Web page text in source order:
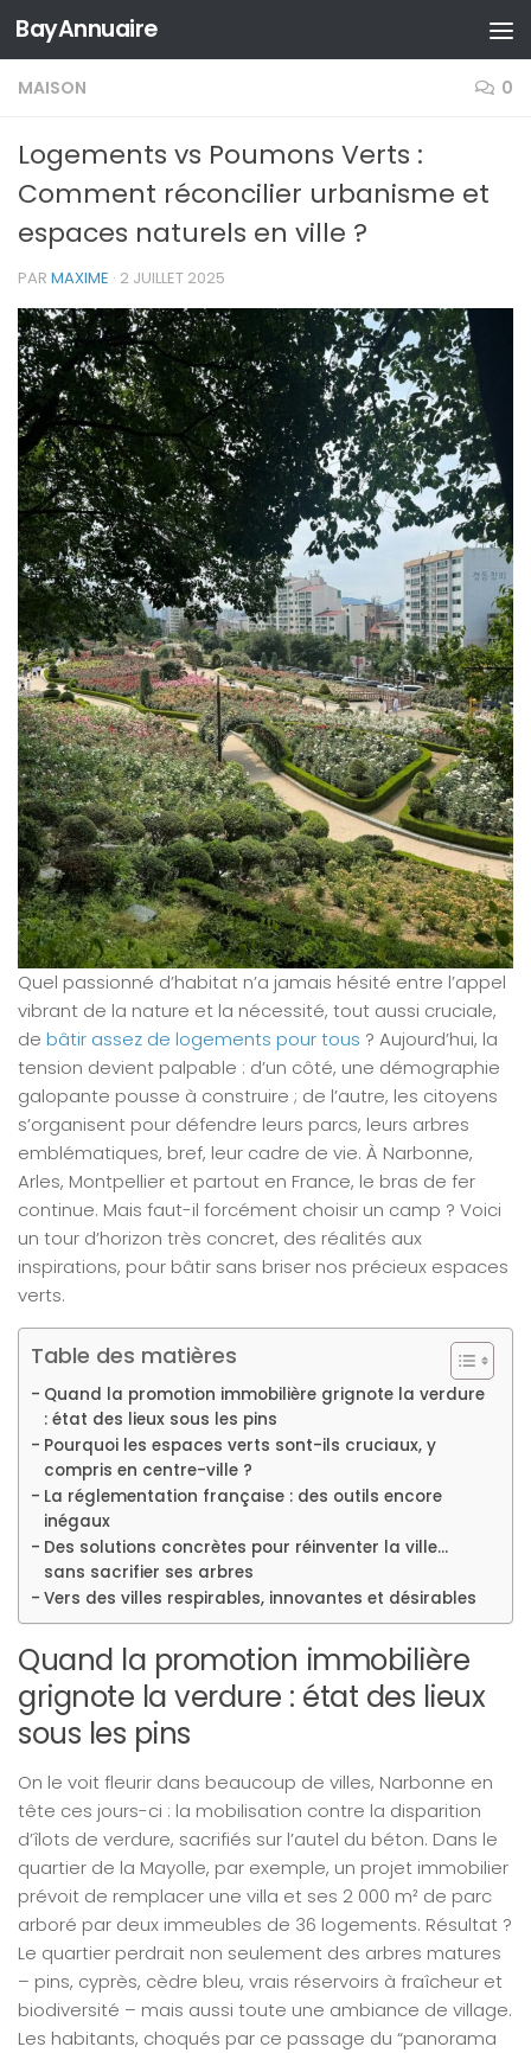
Skip to content
BayAnnuaire
MAISON 0
Logements vs Poumons Verts :
Comment réconcilier urbanisme et
espaces naturels en ville ?
PAR MAXIME · 2 JUILLET 2025
Quel passionné d’habitat n’a jamais hésité entre l’appel
vibrant de la nature et la nécessité, tout aussi cruciale,
de bâtir assez de logements pour tous ? Aujourd’hui, la
tension devient palpable : d’un côté, une démographie
galopante pousse à construire ; de l’autre, les citoyens
s’organisent pour défendre leurs parcs, leurs arbres
emblématiques, bref, leur cadre de vie. À Narbonne,
Arles, Montpellier et partout en France, le bras de fer
continue. Mais faut-il forcément choisir un camp ? Voici
un tour d’horizon très concret, des réalités aux
inspirations, pour bâtir sans briser nos précieux espaces
verts.
Table des matières
Quand la promotion immobilière grignote la verdure
: état des lieux sous les pins
Pourquoi les espaces verts sont-ils cruciaux, y
compris en centre-ville ?
La réglementation française : des outils encore
inégaux
Des solutions concrètes pour réinventer la ville…
sans sacrifier ses arbres
Vers des villes respirables, innovantes et désirables
Quand la promotion immobilière
grignote la verdure : état des lieux
sous les pins
On le voit fleurir dans beaucoup de villes, Narbonne en
tête ces jours-ci : la mobilisation contre la disparition
d’îlots de verdure, sacrifiés sur l’autel du béton. Dans le
quartier de la Mayolle, par exemple, un projet immobilier
prévoit de remplacer une villa et ses 2 000 m² de parc
arboré par deux immeubles de 36 logements. Résultat ?
Le quartier perdrait non seulement des arbres matures
– pins, cyprès, cèdre bleu, vrais réservoirs à fraîcheur et
biodiversité – mais aussi toute une ambiance de village.
Les habitants, choqués par ce passage du “panorama